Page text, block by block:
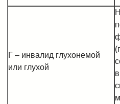
Г – инвалид глухонемой
или глухой